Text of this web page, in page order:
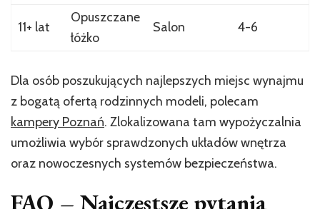
11+ lat
Opuszczane
łóżko
Salon 4-6
Dla osób poszukujących najlepszych miejsc wynajmu
z bogatą ofertą rodzinnych modeli, polecam
kampery Poznań. Zlokalizowana tam wypożyczalnia
umożliwia wybór sprawdzonych układów wnętrza
oraz nowoczesnych systemów bezpieczeństwa.
FAQ – Najczęstsze pytania